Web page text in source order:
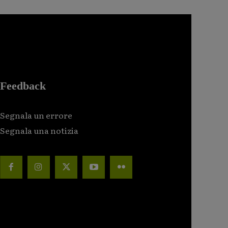
Feedback
Segnala un errore
Segnala una notizia